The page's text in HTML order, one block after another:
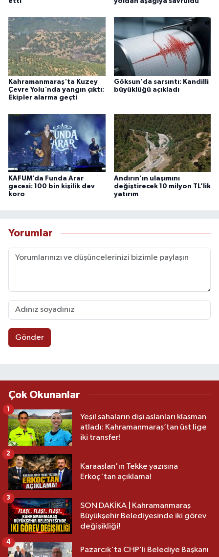
Kahramanmaraş'ta Kuzey
Çevre Yolu'nda yangın çıktı:
Ekipler alarma geçti
Göksun'da sarsıntı: Kandilli
büyüklüğü açıkladı
KAFUM’da Funda Arar
gecesi: 100 bin kişilik dev
koro
Andırın’ın ulaşımını
değiştirecek 10 milyon TL’lik
yatırım
Yorumlar
Gönder
Çok Okunanlar
Yeşil sahaların dişi aslanları klasman
atladı: Kahramanmaraş’tan üst lige
iki transfer!
1
Karaaslan'ın Tekke yazısına
Erkoç'tan açıklama!
2
SON DAKİKA | Kahramanmaraş
Büyükşehir Belediyesinde iki görev
değişikliği!
3
Pazarcık'ta CHP’li Belediye Başkanı
4